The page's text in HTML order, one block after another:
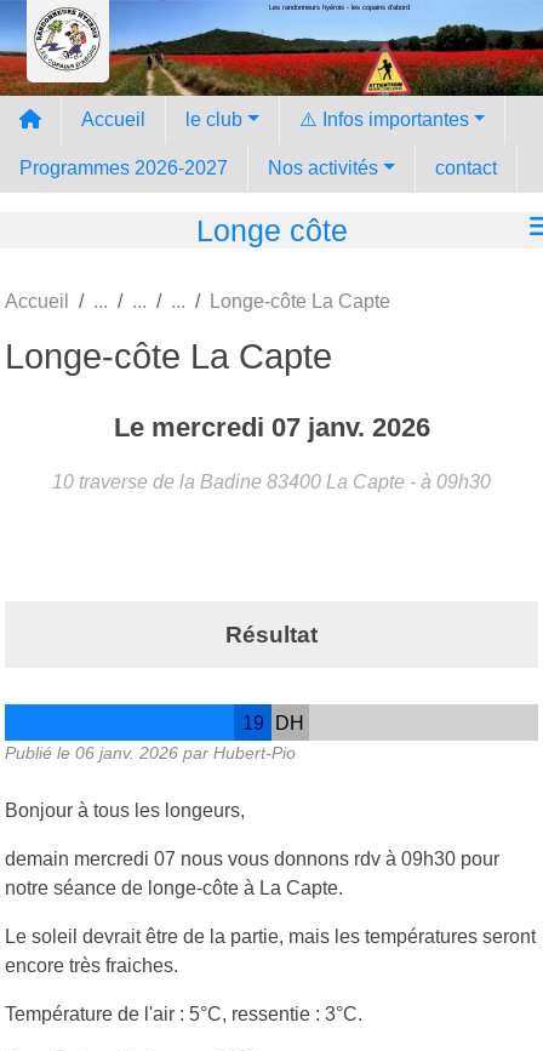
Les randonneurs hyèrois - les copains d'abord
Accueil le club ⚠️ Infos importantes
Programmes 2026-2027 Nos activités contact
Longe côte
Accueil Longe-côte La Capte
Longe-côte La Capte
Le mercredi 07 janv. 2026
10 traverse de la Badine 83400 La Capte - à 09h30
Résultat
19 DH
Publié le 06 janv. 2026 par Hubert-Pio
Bonjour à tous les longeurs,
demain mercredi 07 nous vous donnons rdv à 09h30 pour
notre séance de longe-côte à La Capte.
Le soleil devrait être de la partie, mais les températures seront
encore très fraiches.
Température de l'air : 5°C, ressentie : 3°C.
Panneau de gestion des cookies